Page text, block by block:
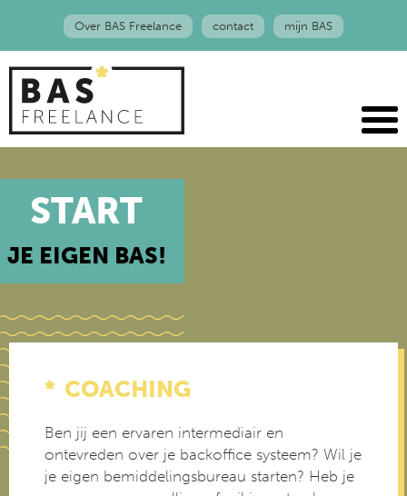
Over BAS Freelance contact mijn BAS
START
JE EIGEN BAS!
COACHING
Ben jij een ervaren intermediair en
ontevreden over je backoffice systeem? Wil je
je eigen bemiddelingsbureau starten? Heb je